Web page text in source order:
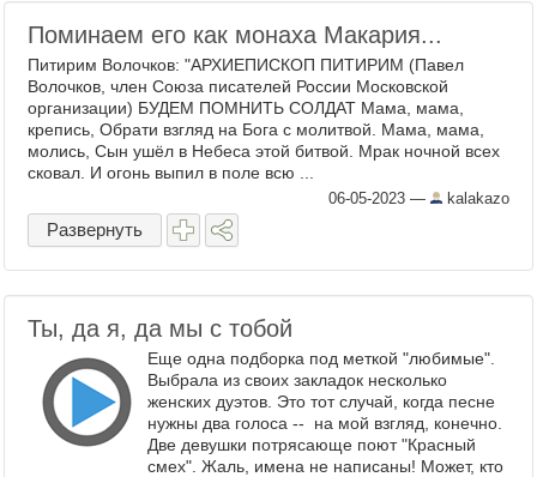
Поминаем его как монаха Макария...
Питирим Волочков: "АРХИЕПИСКОП ПИТИРИМ (Павел
Волочков, член Союза писателей России Московской
организации) БУДЕМ ПОМНИТЬ СОЛДАТ Мама, мама,
крепись, Обрати взгляд на Бога с молитвой. Мама, мама,
молись, Сын ушёл в Небеса этой битвой. Мрак ночной всех
сковал. И огонь выпил в поле всю ...
06-05-2023 — kalakazo
Развернуть
Ты, да я, да мы с тобой
Еще одна подборка под меткой "любимые".
Выбрала из своих закладок несколько
женских дуэтов. Это тот случай, когда песне
нужны два голоса -- на мой взгляд, конечно.
Две девушки потрясающе поют "Красный
смех". Жаль, имена не написаны! Может, кто